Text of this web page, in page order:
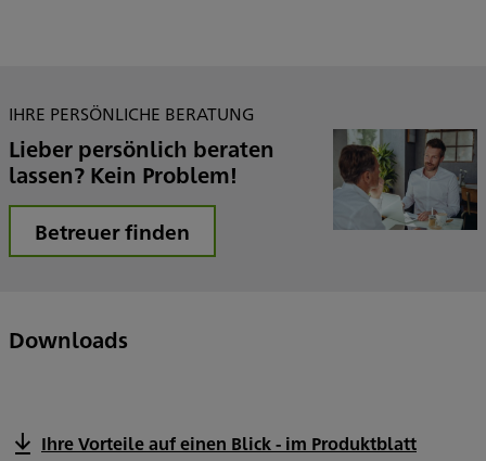
IHRE PERSÖNLICHE BERATUNG
Lieber persönlich beraten
lassen? Kein Problem!
Betreuer finden
Downloads
Ihre Vorteile auf einen Blick - im Produktblatt